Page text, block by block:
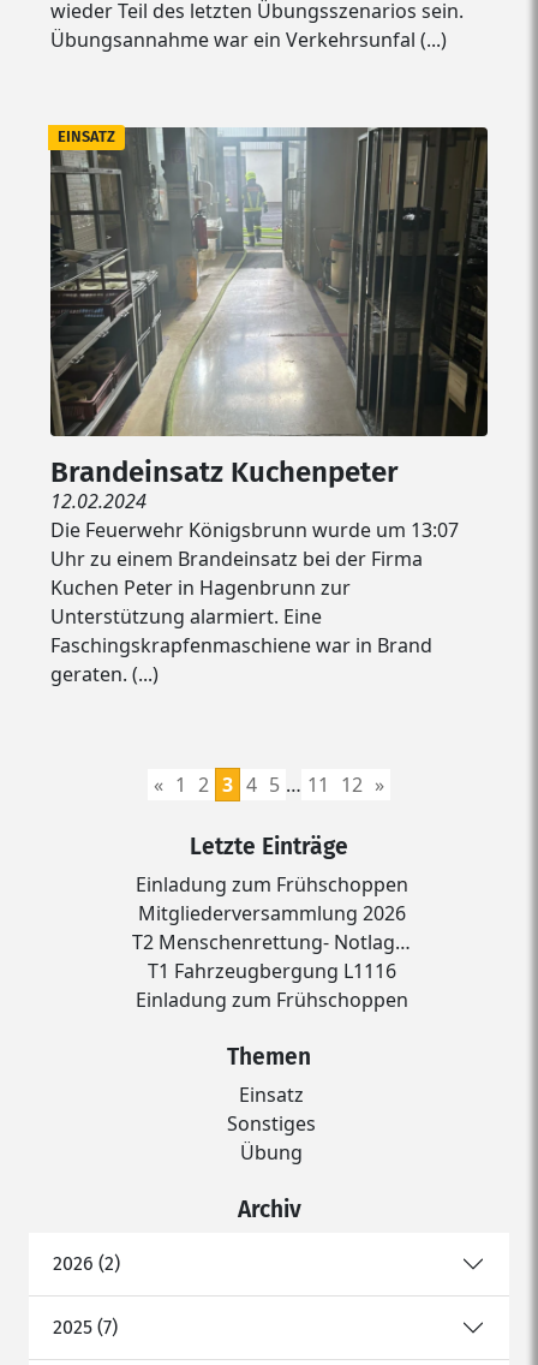
wieder Teil des letzten Übungsszenarios sein.
Übungsannahme war ein Verkehrsunfal (...)
Brandeinsatz Kuchenpeter
12.02.2024
Die Feuerwehr Königsbrunn wurde um 13:07
Uhr zu einem Brandeinsatz bei der Firma
Kuchen Peter in Hagenbrunn zur
Unterstützung alarmiert. Eine
Faschingskrapfenmaschiene war in Brand
geraten. (...)
EINSATZ
« 1 2 3 4 5 … 11 12 »
Letzte Einträge
Einladung zum Frühschoppen
Mitgliederversammlung 2026
T2 Menschenrettung- Notlag…
T1 Fahrzeugbergung L1116
Einladung zum Frühschoppen
Themen
Einsatz
Sonstiges
Übung
Archiv
2026 (2)
2025 (7)